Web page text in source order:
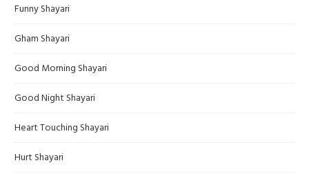
Funny Shayari
Gham Shayari
Good Morning Shayari
Good Night Shayari
Heart Touching Shayari
Hurt Shayari